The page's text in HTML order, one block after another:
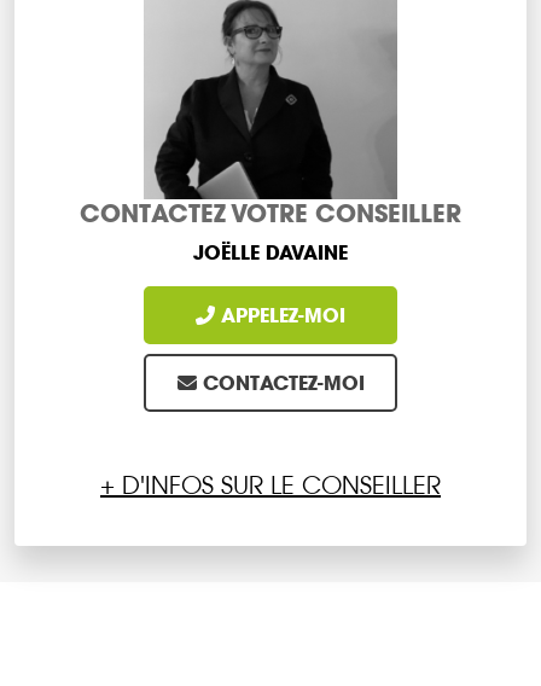
CONTACTEZ VOTRE CONSEILLER
JOËLLE DAVAINE
APPELEZ-MOI
CONTACTEZ-MOI
+ D'INFOS SUR LE CONSEILLER